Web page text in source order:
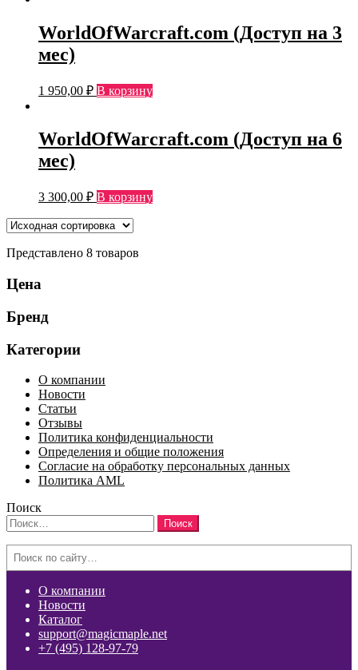
WorldOfWarcraft.com (Доступ на 3
мес)
1 950,00 ₽ В корзину
WorldOfWarcraft.com (Доступ на 6
мес)
3 300,00 ₽ В корзину
Представлено 8 товаров
Цена
Бренд
Категории
О компании
Новости
Статьи
Отзывы
Политика конфиденциальности
Определения и общие положения
Согласие на обработку персональных данных
Политика AML
Поиск
Найти:
Search
О компании
Новости
Каталог
support@magicmaple.net
+7 (495) 128-97-79